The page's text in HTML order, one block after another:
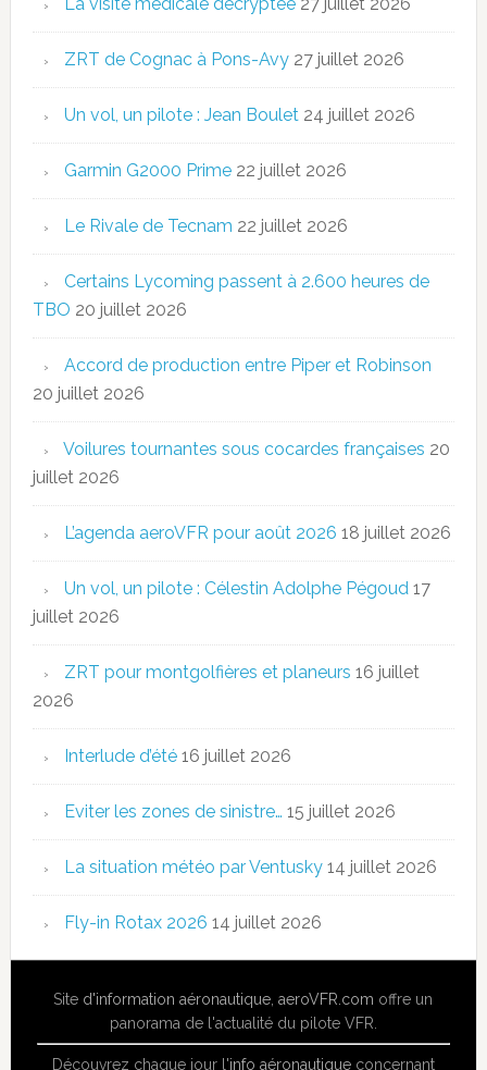
ZRT de Cognac à Pons-Avy 27 juillet 2026
Un vol, un pilote : Jean Boulet 24 juillet 2026
Garmin G2000 Prime 22 juillet 2026
Le Rivale de Tecnam 22 juillet 2026
Certains Lycoming passent à 2.600 heures de
TBO 20 juillet 2026
Accord de production entre Piper et Robinson
20 juillet 2026
Voilures tournantes sous cocardes françaises 20
juillet 2026
L’agenda aeroVFR pour août 2026 18 juillet 2026
Un vol, un pilote : Célestin Adolphe Pégoud 17
juillet 2026
ZRT pour montgolfières et planeurs 16 juillet
2026
Interlude d’été 16 juillet 2026
Eviter les zones de sinistre… 15 juillet 2026
La situation météo par Ventusky 14 juillet 2026
Fly-in Rotax 2026 14 juillet 2026
Site d'information aéronautique ,aeroVFR.com offre un
panorama de l'actualité du pilote VFR.
Découvrez chaque jour l'info aéronautiqueconcernant